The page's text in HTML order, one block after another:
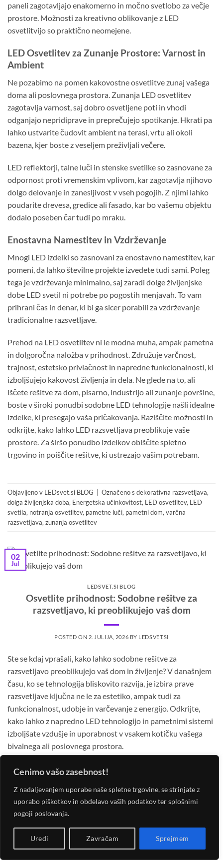
Cenimo vašo zasebnost!
Z nadaljevanjem uporabe naše spletne trgovine, se strinjate z
uporabo piškotkov in obdelavo vaših podatkov ter splošnimi
pogoji poslovanja.
Uredi Zavračam Sprejmem
paneli zagotavljajo enakomerno in močno svetlobo za večje
prostore. Možnosti za kreativno oblikovanje z LED
osvetlitvijo so praktično neomejene.
LED Osvetlitev za Zunanje Prostore: Varnost in
Ambient
Ne pozabimo na pomen kakovostne osvetlitve zunaj vašega
doma ali poslovnega prostora. Zunanja LED osvetlitev
zagotavlja varnost, saj dobro osvetljene poti in vhodi
odganjajo nepridiprave in preprečujejo spotikanje. Hkrati pa
lahko ustvarite čudovit ambient na terasi, vrtu ali okoli
bazena, kjer boste z veseljem preživljali večere.
LED reflektorji, talne luči in stenske svetilke so zasnovane za
odpornost proti vremenskim vplivom, kar zagotavlja njihovo
dolgo delovanje in zanesljivost v vseh pogojih. Z njimi lahko
poudarite drevesa, gredice ali fasado, kar bo vašemu objektu
dodalo poseben čar tudi po mraku.
Enostavna Namestitev in Vzdrževanje
Mnogi LED izdelki so zasnovani za enostavno namestitev, kar
pomeni, da lahko številne projekte izvedete tudi sami. Poleg
tega je vzdrževanje minimalno, saj zaradi dolge življenjske
dobe LED svetil ni potrebe po pogostih menjavah. To vam
prihrani čas in denar, ki bi ga sicer porabili za vzdrževanje
tradicionalne razsvetljave.
Prehod na LED osvetlitev ni le modna muha, ampak pametna
in dolgoročna naložba v prihodnost. Združuje varčnost,
trajnost, estetsko privlačnost in napredne funkcionalnosti, ki
izboljšujejo kakovost življenja in dela. Ne glede na to, ali
iščete rešitve za dom, pisarno, industrijo ali zunanje površine,
boste v široki ponudbi sodobne LED tehnologije našli idealne
izdelke, ki presegajo vaša pričakovanja. Raziščite možnosti in
odkrijte, kako lahko LED razsvetljava preoblikuje vaše
prostore. Za širšo ponudbo izdelkov obiščitespletno
trgovino in poiščite rešitve, ki ustrezajo vašim potrebam.
Objavljeno v LEDsvet.si BLOG Označeno s dekorativna razsvetljava,
dolga življenjska doba, Energetska učinkovitost, LED osvetlitev, LED
svetila, notranja osvetlitev, pametne luči, pametni dom, varčna
razsvetljava, zunanja osvetlitev
02
Jul
LEDSVET.SI BLOG
Osvetlite prihodnost: Sodobne rešitve za
razsvetljavo, ki preoblikujejo vaš dom
POSTED ON 2. JULIJA, 2026 BY LEDSVET.SI
Ste se kdaj vprašali, kako lahko sodobne rešitve za
razsvetljavo preoblikujejo vaš dom in življenje? V današnjem
času, ko se tehnologija bliskovito razvija, je izbira prave
razsvetljave ključna ne le za estetiko, ampak tudi za
funkcionalnost, udobje in varčevanje z energijo. Odkrijte,
kako lahko z napredno LED tehnologijo in pametnimi sistemi
izboljšate vzdušje in uporabnost v vsakem kotičku vašega
bivalnega ali poslovnega prostora.
Pripravite se na potovanje v svet svetlobe, kjer se inovacije
prenavljate, gradite ali preprosto iščete načine za izboljšanje
svojega okolja, vam bomo pokazali, zakaj so sodobni
svetlobni viri prava izbira.
Zakaj izbrati sodobne rešitve za razsvetljavo?